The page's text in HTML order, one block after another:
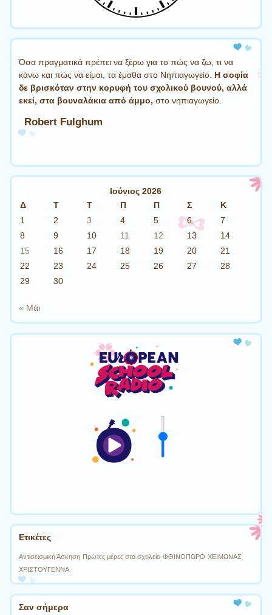
Όσα πραγματικά πρέπει να ξέρω για το πώς να ζω, τι να
κάνω και πώς να είμαι, τα έμαθα στο Νηπιαγωγείο. Η σοφία
δε βρισκόταν στην κορυφή του σχολικού βουνού, αλλά
εκεί, στα βουναλάκια από άμμο, στο νηπιαγωγείο.
Robert Fulghum
Ιούνιος 2026
Δ
Τ Τ Π Π Σ
Κ
1
2 3 4 5 6
7
8
9 10 11 12 13
14
15
16 17 18 19 20
21
22
23 24 25 26 27
28
29
30
« Μάι
Ετικέτες
Αντισεισμική Άσκηση Πρώτες μέρες στο σχολείο ΦΘΙΝΟΠΩΡΟ ΧΕΙΜΩΝΑΣ
ΧΡΙΣΤΟΥΓΕΝΝΑ
Σαν σήμερα